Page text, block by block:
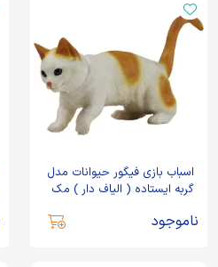
اسباب بازی فیگور حیوانات مدل
گربه ایستاده ( الیاف دار ) مک
ناموجود